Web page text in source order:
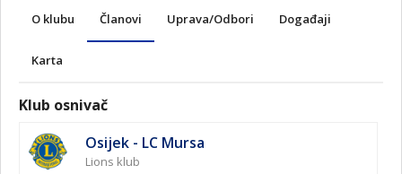
Aktivnosti
Aktivnosti
O klubu Članovi Uprava/Odbori Događaji
Karta
Klub osnivač
Osijek - LC Mursa
Lions klub